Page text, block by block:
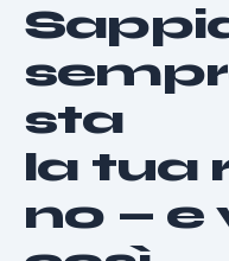
sta
la tua
no — e